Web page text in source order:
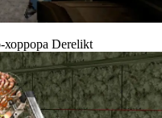
Derelikt